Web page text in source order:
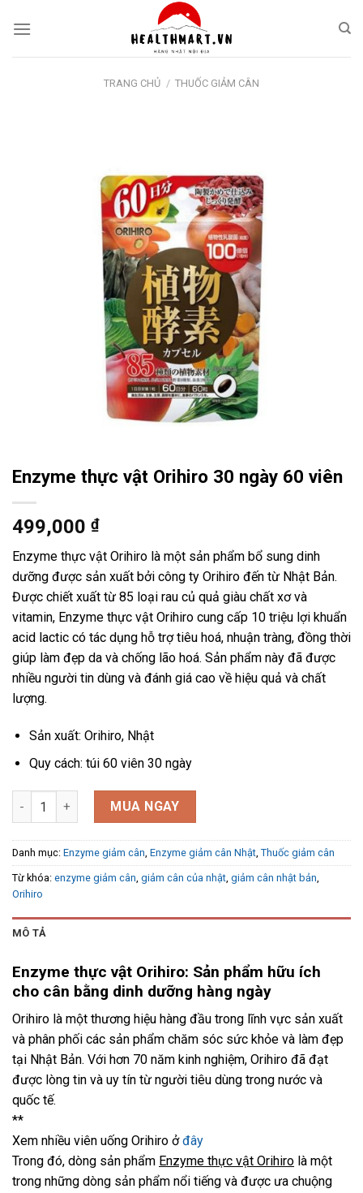
TRANG CHỦ / THUỐC GIẢM CÂN
Enzyme thực vật Orihiro 30 ngày 60 viên
499,000 ₫
Enzyme thực vật Orihiro là một sản phẩm bổ sung dinh
dưỡng được sản xuất bởi công ty Orihiro đến từ Nhật Bản.
Được chiết xuất từ 85 loại rau củ quả giàu chất xơ và
vitamin, Enzyme thực vật Orihiro cung cấp 10 triệu lợi khuẩn
acid lactic có tác dụng hỗ trợ tiêu hoá, nhuận tràng, đồng thời
giúp làm đẹp da và chống lão hoá. Sản phẩm này đã được
nhiều người tin dùng và đánh giá cao về hiệu quả và chất
lượng.
Sản xuất: Orihiro, Nhật
Quy cách: túi 60 viên 30 ngày
Enzyme thực vật Orihiro 30 ngày 60 viên số lượng
MUA NGAY
Danh mục: Enzyme giảm cân, Enzyme giảm cân Nhật, Thuốc giảm cân
Từ khóa: enzyme giảm cân, giảm cân của nhật, giảm cân nhật bản,
Orihiro
MÔ TẢ
Enzyme thực vật Orihiro: Sản phẩm hữu ích
cho cân bằng dinh dưỡng hàng ngày
Orihiro là một thương hiệu hàng đầu trong lĩnh vực sản xuất
và phân phối các sản phẩm chăm sóc sức khỏe và làm đẹp
tại Nhật Bản. Với hơn 70 năm kinh nghiệm, Orihiro đã đạt
được lòng tin và uy tín từ người tiêu dùng trong nước và
quốc tế.
**
Xem nhiều viên uống Orihiro ởđây
Trong đó, dòng sản phẩm Enzyme thực vật Orihiro là một
trong những dòng sản phẩm nổi tiếng và được ưa chuộng